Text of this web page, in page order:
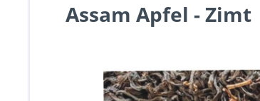
Assam Apfel - Zimt